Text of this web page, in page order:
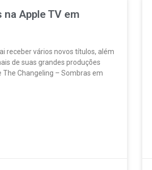
na Apple TV em
receber vários novos títulos, além
de suas grandes produções
The Changeling – Sombras em